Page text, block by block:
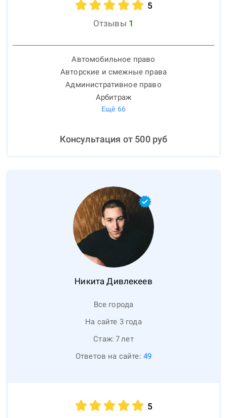
5
Отзывы 1
Автомобильное право
Авторские и смежные права
Административное право
Арбитраж
Ещё 66
Консультация от 500руб
Никита Дивлекеев
Все города
На сайте 3 года
Стаж: 7лет
Ответов на сайте: 49
5